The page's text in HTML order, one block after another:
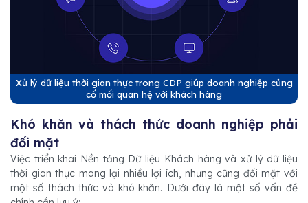
Xử lý dữ liệu thời gian thực trong CDP giúp doanh nghiệp củng
cố mối quan hệ với khách hàng
Khó khăn và thách thức doanh nghiệp phải
đối mặt
Việc triển khai Nền tảng Dữ liệu Khách hàng và xử lý dữ liệu
thời gian thực mang lại nhiều lợi ích, nhưng cũng đối mặt với
một số thách thức và khó khăn. Dưới đây là một số vấn đề